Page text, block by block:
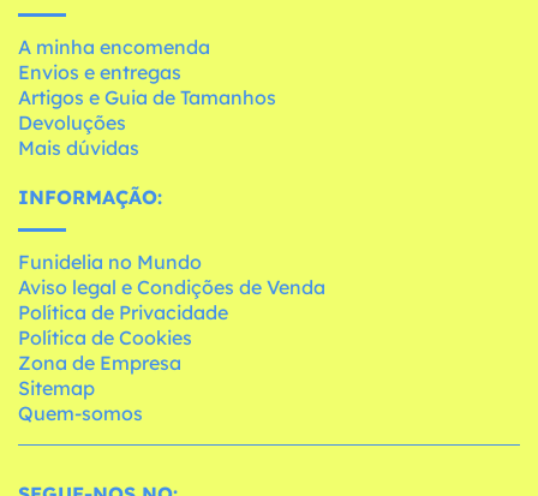
A minha encomenda
Envios e entregas
Artigos e Guia de Tamanhos
Devoluções
Mais dúvidas
INFORMAÇÃO:
Funidelia no Mundo
Aviso legal e Condições de Venda
Política de Privacidade
Política de Cookies
Zona de Empresa
Sitemap
Quem-somos